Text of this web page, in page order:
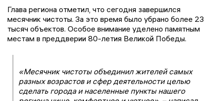
Глава региона отметил, что сегодня завершился
месячник чистоты. За это время было убрано более 23
тысяч объектов. Особое внимание уделено памятным
местам в преддверии 80-летия Великой Победы.
«Месячник чистоты объединил жителей самых
разных возрастов и сфер деятельности целью
сделать города и населенные пункты нашего